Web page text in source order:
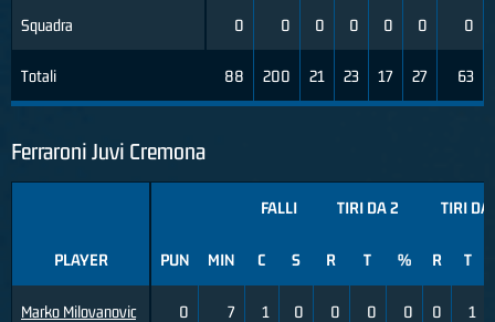
Squadra
Totali
0 0 0 0 0 0 0
88 200 21 23 17 27 63
Ferraroni Juvi Cremona
PLAYER
Marko Milovanovic
FALLI TIRI DA 2 TIRI DA
PUN MIN C S R T % R T
0 7 1 0 0 0 0 0 1